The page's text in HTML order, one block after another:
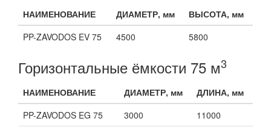
НАИМЕНОВАНИЕ ДИАМЕТР, мм
ВЫСОТА, мм
PP-ZAVODOS EV 75
4500 5800
Горизонтальные ёмкости 75 м3
НАИМЕНОВАНИЕ ДИАМЕТР, мм
ДЛИНА, мм
PP-ZAVODOS EG 75
3000
11000